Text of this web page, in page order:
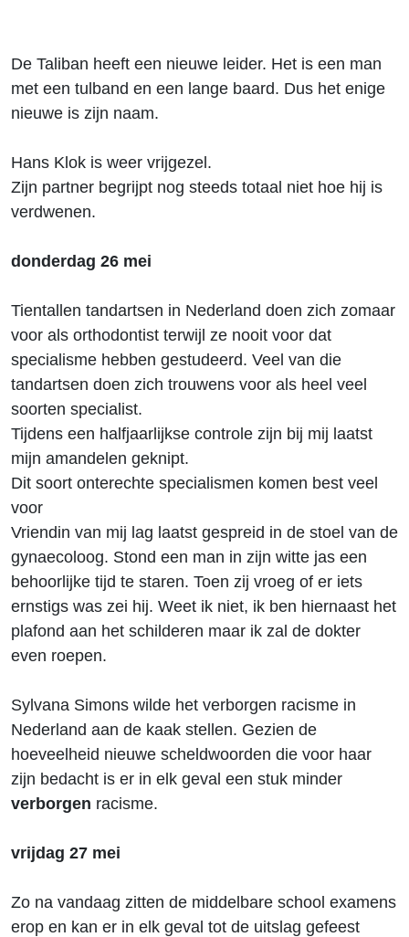
De Taliban heeft een nieuwe leider. Het is een man
met een tulband en een lange baard. Dus het enige
nieuwe is zijn naam.
Hans Klok is weer vrijgezel.
Zijn partner begrijpt nog steeds totaal niet hoe hij is
verdwenen.
donderdag 26 mei
Tientallen tandartsen in Nederland doen zich zomaar
voor als orthodontist terwijl ze nooit voor dat
specialisme hebben gestudeerd. Veel van die
tandartsen doen zich trouwens voor als heel veel
soorten specialist.
Tijdens een halfjaarlijkse controle zijn bij mij laatst
mijn amandelen geknipt.
Dit soort onterechte specialismen komen best veel
voor
Vriendin van mij lag laatst gespreid in de stoel van de
gynaecoloog. Stond een man in zijn witte jas een
behoorlijke tijd te staren. Toen zij vroeg of er iets
ernstigs was zei hij. Weet ik niet, ik ben hiernaast het
plafond aan het schilderen maar ik zal de dokter
even roepen.
Sylvana Simons wilde het verborgen racisme in
Nederland aan de kaak stellen. Gezien de
hoeveelheid nieuwe scheldwoorden die voor haar
zijn bedacht is er in elk geval een stuk minder
verborgen racisme.
vrijdag 27 mei
Zo na vandaag zitten de middelbare school examens
erop en kan er in elk geval tot de uitslag gefeest